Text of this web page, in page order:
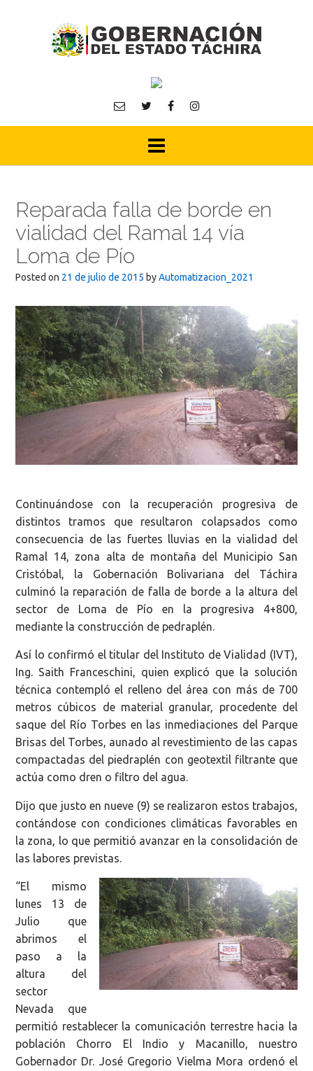
Reparada falla de borde en
vialidad del Ramal 14 vía
Loma de Pío
Posted on 21 de julio de 2015 byAutomatizacion_2021
Continuándose con la recuperación progresiva de
distintos tramos que resultaron colapsados como
consecuencia de las fuertes lluvias en la vialidad del
Ramal 14, zona alta de montaña del Municipio San
Cristóbal, la Gobernación Bolivariana del Táchira
culminó la reparación de falla de borde a la altura del
sector de Loma de Pío en la progresiva 4+800,
mediante la construcción de pedraplén.
Así lo confirmó el titular del Instituto de Vialidad (IVT),
Ing. Saith Franceschini, quien explicó que la solución
técnica contempló el relleno del área con más de 700
metros cúbicos de material granular, procedente del
saque del Río Torbes en las inmediaciones del Parque
Brisas del Torbes, aunado al revestimiento de las capas
compactadas del piedraplén con geotextil filtrante que
actúa como dren o filtro del agua.
Dijo que justo en nueve (9) se realizaron estos trabajos,
contándose con condiciones climáticas favorables en
la zona, lo que permitió avanzar en la consolidación de
las labores previstas.
“El mismo
lunes 13 de
Julio que
abrimos el
paso a la
altura del
sector
Nevada que
permitió restablecer la comunicación terrestre hacia la
población Chorro El Indio y Macanillo, nuestro
Gobernador Dr. José Gregorio Vielma Mora ordenó el